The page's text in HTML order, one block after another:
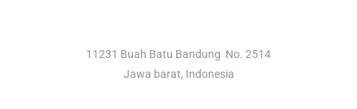
11231 Buah Batu Bandung No. 2514
Jawa barat, Indonesia